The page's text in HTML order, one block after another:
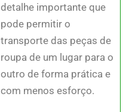
detalhe importante que
pode permitir o
transporte das peças de
roupa de um lugar para o
outro de forma prática e
com menos esforço.